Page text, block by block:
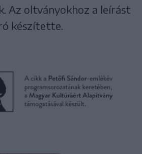
Az oltványokhoz a leírást
készítette.